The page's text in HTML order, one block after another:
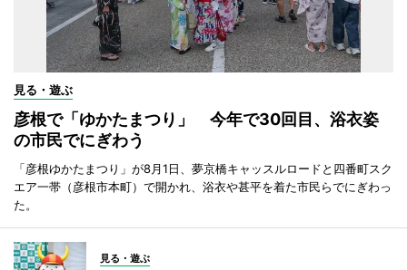
見る・遊ぶ
彦根で「ゆかたまつり」 今年で30回目、浴衣姿
の市民でにぎわう
「彦根ゆかたまつり」が8月1日、夢京橋キャッスルロードと四番町スク
エア一帯（彦根市本町）で開かれ、浴衣や甚平を着た市民らでにぎわっ
た。
見る・遊ぶ